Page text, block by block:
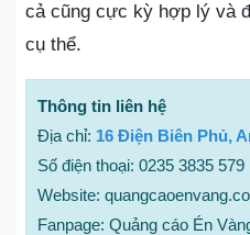
cả cũng cực kỳ hợp lý và
cụ thể.
Thông tin liên hệ
Địa chỉ: 16 Điện Biên Phủ,
Số điện thoại: 0235 3835 579
Website:
Fanpage: Quảng cáo Én